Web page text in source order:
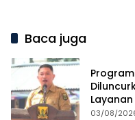
Baca juga
Program
03/08/